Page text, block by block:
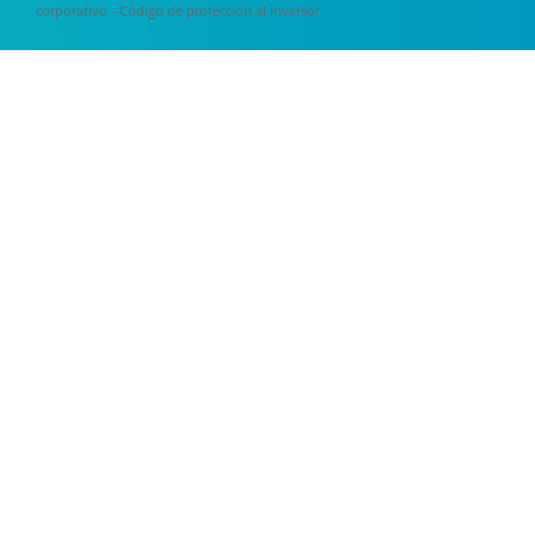
corporativo - Código de protección al inversor